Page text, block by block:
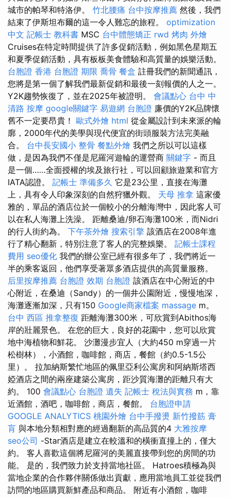
城市的帕琴和特洛伊。 竹北腰痛 台中按摩推薦 然後，我們
結束了伊斯坦布爾的這一令人難忘的旅程。 optimization
中文 記帳士 教科書 MSC 台中體態矯正 rwd 烤肉 外燴
Cruises在特定時間提供了許多促銷活動，例如黑色星期五
和夏季促銷活動，具有板板美食體驗和高質量的娛樂活動。
台胞證 香港 台胞證 期限 喬骨 餐盒 註冊我們的新聞通訊，
您將是第一個了解我們最新促銷和最後一刻報價的人之一。
Y2K趨勢恢復了，並在2025年被證明。 會議點心 台中 中
清路 按摩 google關鍵字 易遊網 台胞證 廉價的Y2K品牌懷
舊不一定要昂貴！ 歐式外燴 html 從金屬設計到未來派的輪
廓，2000年代的美學與現代便宜的街頭服裝方法完美融
合。 台中長安國小 整骨 餐點外燴 我們之所以可以這樣
做，是因為我們不僅是尼羅河遊輪的運營商 關鍵字 - 而且
是一個……全面授權的埃及旅行社，可以回顧旅遊業和官方
IATA認證。 記帳士 準備多久 它是23公里，直接在海灘
上，具有令人印象深刻的自然狩獵外觀。 天母 推拿 這家優
雅的，單品的酒店位於一個較小的分離海灣中，因此客人可
以在私人海灘上洗澡。 距離桑迪/卵石海灘100米，而Nidri
的行人街約為。 下午茶外燴 搜索引擎 該酒店在2008年進
行了精心翻新，特別注意了客人的完整娛樂。 記帳士課程
費用 seo優化 我們的辦公室已經有很多年了，我們將近一
半的乘客返回，他們享受著眾多酒店提供的高質量服務。
后里按摩推薦 台胞證 效期 台胞證 該酒店在中心附近的中
心附近，在桑迪（Sandy）的一個井公園附近，慢慢地深，
海灘逐漸加深，只有150 Google商家檔案 massage m。
台中 西區 推拿整復 距離海灘300米，可欣賞到Abithos海
岸的壯麗景色。 在您的巨大，良好的花園中，您可以欣賞
地中海植物和鮮花。 沙灘漫步宜人（大約450 m穿過一片
松樹林），小酒館，咖啡館，商店，餐館（約0.5-1.5公
里）。 拉加納斯繁忙地區的佩里亞利公寓房和阿納斯塔西
婭酒店之間的兩座建築公寓房，距沙質海灘的距離只有大
約。 100 會議點心 台胞證 遺失 記帳士 稅法與實務 m，靠
近酒館，酒吧，咖啡館，商店，餐館。 台胞證申請
GOOGLE ANALYTICS 桃園外燴 台中手撥燙 新竹撥筋 膏
肓 與本地分類相對應的經過翻新的高品質的4 大雅按摩
seo公司 -Star酒店是建立在較溫和的橫衝直撞上的，僅大
約。 客人喜歡這個將尼羅河的美麗直接帶到您的房間的功
能。 是的，我們致力於支持當地社區。 Hatroes積極為與
當地企業的合作夥伴關係做出貢獻，應用當地員工並從我們
訪問的地區購買新鮮產品和商品。 附近有小酒館，咖啡